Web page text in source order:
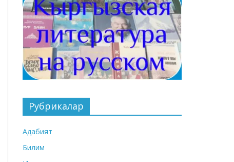
Рубрикалар
Адабият
Билим